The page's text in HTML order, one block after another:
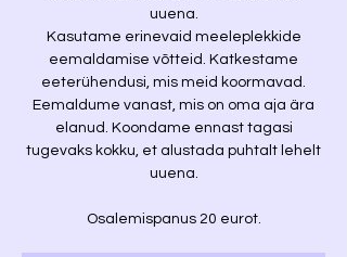
uuena.
Kasutame erinevaid meeleplekkide
eemaldamise võtteid. Katkestame
eeterühendusi, mis meid koormavad.
Eemaldume vanast, mis on oma aja ära
elanud. Koondame ennast tagasi
tugevaks kokku, et alustada puhtalt lehelt
uuena.
Osalemispanus 20 eurot.